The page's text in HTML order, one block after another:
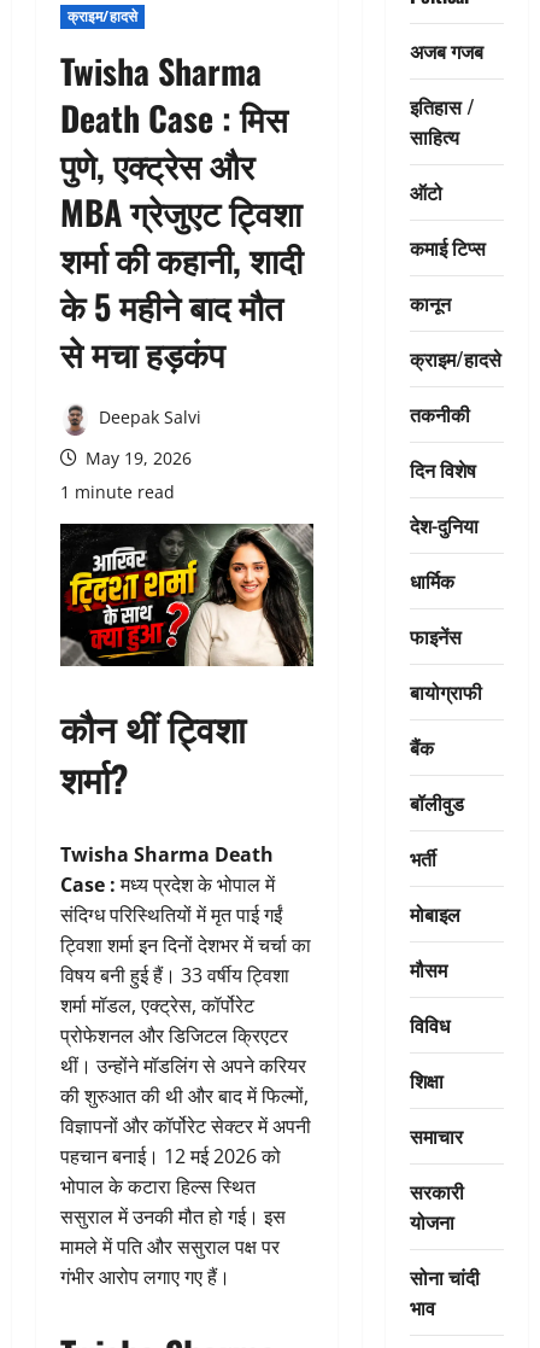
क्राइम/हादसे
Twisha Sharma
Death Case : मिस
पुणे, एक्ट्रेस और
MBA ग्रेजुएट ट्विशा
शर्मा की कहानी, शादी
के 5 महीने बाद मौत
से मचा हड़कंप
Deepak Salvi
May 19, 2026
1 minute read
कौन थीं ट्विशा
शर्मा?
Twisha Sharma Death
Case :मध्य प्रदेश के भोपाल में
संदिग्ध परिस्थितियों में मृत पाई गईं
ट्विशा शर्मा इन दिनों देशभर में चर्चा का
विषय बनी हुई हैं। 33 वर्षीय ट्विशा
शर्मा मॉडल, एक्ट्रेस, कॉर्पोरेट
प्रोफेशनल और डिजिटल क्रिएटर
थीं। उन्होंने मॉडलिंग से अपने करियर
की शुरुआत की थी और बाद में फिल्मों,
विज्ञापनों और कॉर्पोरेट सेक्टर में अपनी
पहचान बनाई। 12 मई 2026 को
भोपाल के कटारा हिल्स स्थित
ससुराल में उनकी मौत हो गई। इस
मामले में पति और ससुराल पक्ष पर
गंभीर आरोप लगाए गए हैं।
अजब गजब
इतिहास /
साहित्य
ऑटो
कमाई टिप्स
कानून
क्राइम/हादसे
तकनीकी
दिन विशेष
देश-दुनिया
धार्मिक
फाइनेंस
बायोग्राफी
बैंक
बॉलीवुड
भर्ती
मोबाइल
मौसम
विविध
शिक्षा
समाचार
सरकारी
योजना
सोना चांदी
भाव